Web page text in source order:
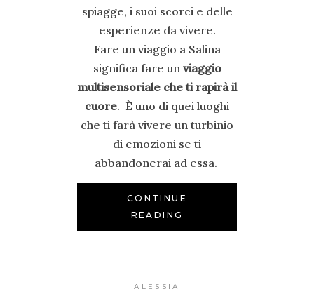
spiagge, i suoi scorci e delle
esperienze da vivere.
Fare un viaggio a Salina
significa fare un viaggio
multisensoriale che ti rapirà il
cuore. È uno di quei luoghi
che ti farà vivere un turbinio
di emozioni se ti
abbandonerai ad essa.
CONTINUE
READING
ALESSIA